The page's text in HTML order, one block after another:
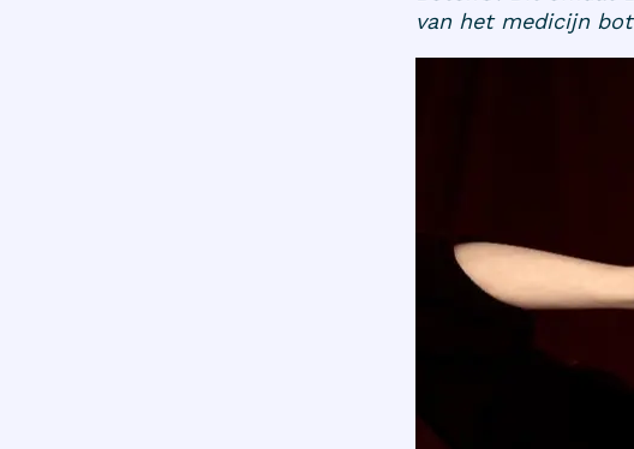
van het medicijn